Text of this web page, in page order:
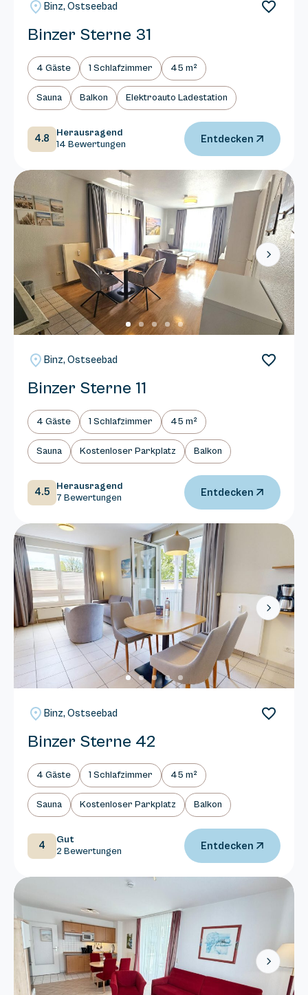
Binz, Ostseebad
Binzer Sterne 31
4 Gäste 1 Schlafzimmer 45 m²
Sauna Balkon Elektroauto Ladestation
4.8
Herausragend
14 Bewertungen
Entdecken
Next
Binz, Ostseebad
Binzer Sterne 11
4 Gäste 1 Schlafzimmer 45 m²
Sauna Kostenloser Parkplatz Balkon
4.5
Herausragend
7 Bewertungen
Entdecken
Next
Binz, Ostseebad
Binzer Sterne 42
4 Gäste 1 Schlafzimmer 45 m²
Sauna Kostenloser Parkplatz Balkon
4
Gut
2 Bewertungen
Entdecken
Next